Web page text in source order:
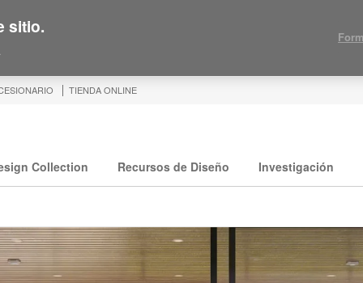
TIENDA ONLINE
Collection Recursos de Diseño Investigación
sitio.